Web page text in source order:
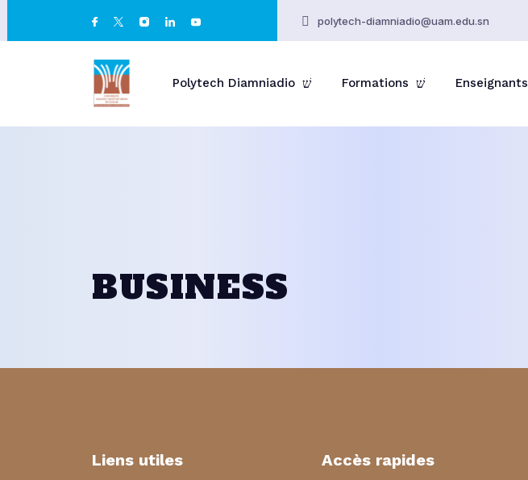
polytech-diamniadio@uam.edu.sn
Polytech Diamniadio Formations Enseignants
BUSINESS
Liens utiles Accès rapides